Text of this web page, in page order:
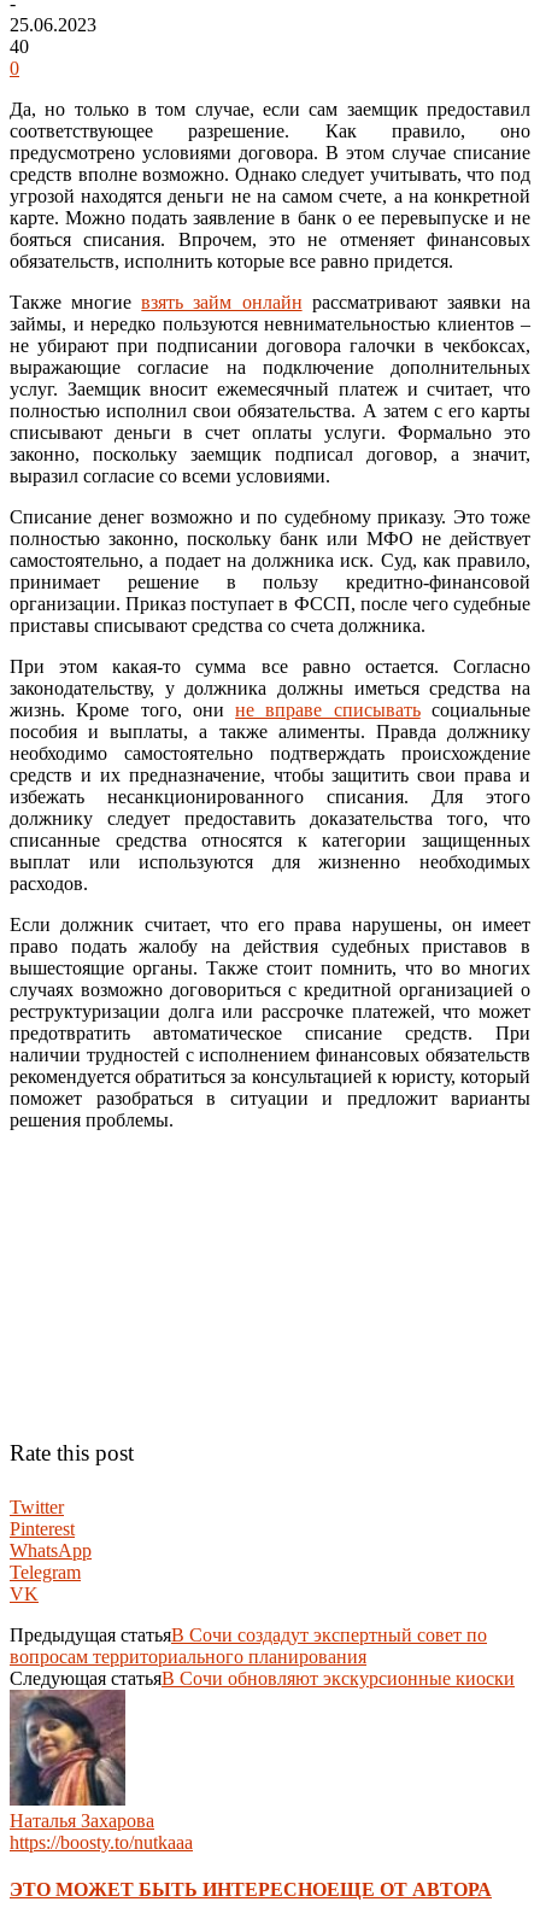
25.06.2023
40
0
Да, но только в том случае, если сам заемщик предоставил
соответствующее разрешение. Как правило, оно
предусмотрено условиями договора. В этом случае списание
средств вполне возможно. Однако следует учитывать, что под
угрозой находятся деньги не на самом счете, а на конкретной
карте. Можно подать заявление в банк о ее перевыпуске и не
бояться списания. Впрочем, это не отменяет финансовых
обязательств, исполнить которые все равно придется.
Также многиевзять займ онлайн рассматривают заявки на
займы, и нередко пользуются невнимательностью клиентов –
не убирают при подписании договора галочки в чекбоксах,
выражающие согласие на подключение дополнительных
услуг. Заемщик вносит ежемесячный платеж и считает, что
полностью исполнил свои обязательства. А затем с его карты
списывают деньги в счет оплаты услуги. Формально это
законно, поскольку заемщик подписал договор, а значит,
выразил согласие со всеми условиями.
Списание денег возможно и по судебному приказу. Это тоже
полностью законно, поскольку банк или МФО не действует
самостоятельно, а подает на должника иск. Суд, как правило,
принимает решение в пользу кредитно-финансовой
организации. Приказ поступает в ФССП, после чего судебные
приставы списывают средства со счета должника.
При этом какая-то сумма все равно остается. Согласно
законодательству, у должника должны иметься средства на
жизнь. Кроме того, онине вправе списыватьсоциальные
пособия и выплаты, а также алименты. Правда должнику
необходимо самостоятельно подтверждать происхождение
средств и их предназначение, чтобы защитить свои права и
избежать несанкционированного списания. Для этого
должнику следует предоставить доказательства того, что
списанные средства относятся к категории защищенных
выплат или используются для жизненно необходимых
расходов.
Если должник считает, что его права нарушены, он имеет
право подать жалобу на действия судебных приставов в
вышестоящие органы. Также стоит помнить, что во многих
случаях возможно договориться с кредитной организацией о
реструктуризации долга или рассрочке платежей, что может
предотвратить автоматическое списание средств. При
наличии трудностей с исполнением финансовых обязательств
рекомендуется обратиться за консультацией к юристу, который
поможет разобраться в ситуации и предложит варианты
решения проблемы.
Rate this post
Twitter
Pinterest
WhatsApp
Telegram
VK
Предыдущая статьяВ Сочи создадут экспертный совет по
вопросам территориального планирования
Следующая статьяВ Сочи обновляют экскурсионные киоски
Наталья Захарова
https://boosty.to/nutkaaa
ЭТО МОЖЕТ БЫТЬ ИНТЕРЕСНОЕЩЕ ОТ АВТОРА